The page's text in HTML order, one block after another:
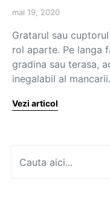
mai 19, 2020
Gratarul sau
rol aparte. Pe langa
gradina sau terasa,
inegalabil al mancarii.
Vezi articol